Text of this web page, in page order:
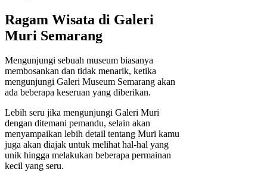
Ragam Wisata di Galeri
Muri Semarang
Mengunjungi sebuah museum biasanya
membosankan dan tidak menarik, ketika
mengunjungi Galeri Museum Semarang akan
ada beberapa keseruan yang diberikan.
Lebih seru jika mengunjungi Galeri Muri
dengan ditemani pemandu, selain akan
menyampaikan lebih detail tentang Muri kamu
juga akan diajak untuk melihat hal-hal yang
unik hingga melakukan beberapa permainan
kecil yang seru.